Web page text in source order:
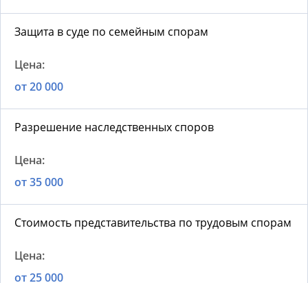
Защита в суде по семейным спорам
от 20 000
Разрешение наследственных споров
от 35 000
Стоимость представительства по трудовым спорам
от 25 000